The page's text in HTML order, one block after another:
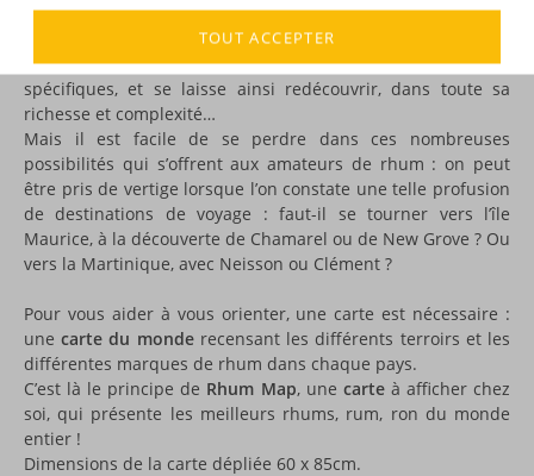
Japon, l’Inde ou les Philippines !
Autant de pays, autant deterroirs de rhum
prend diverses formes, présente des saveurs uniques et
spécifiques, et se laisse ainsi redécouvrir, dans toute sa
richesse et complexité…
Mais il est facile de se perdre dans ces nombreuses
possibilités qui s’offrent aux amateurs de rhum : on peut
être pris de vertige lorsque l’on constate une telle profusion
de destinations de voyage : faut-il se tourner vers l’île
Maurice, à la découverte de Chamarel ou de New Grove ? Ou
vers la Martinique, avec Neisson ou Clément ?
Pour vous aider à vous orienter, une carte est nécessaire :
unecarte du monderecensant les différents terroirs et les
différentes marques de rhum dans chaque pays.
C’est là le principe de Rhum Map, une carteà afficher chez
soi, qui présente les meilleurs rhums, rum, ron du monde
entier !
Dimensions de la carte dépliée 60 x 85cm.
TOUT ACCEPTER